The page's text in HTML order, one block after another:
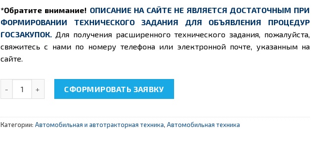
*Обратите внимание! ОПИСАНИЕ НА САЙТЕ НЕ ЯВЛЯЕТСЯ ДОСТАТОЧНЫМ ПРИ
ФОРМИРОВАНИИ ТЕХНИЧЕСКОГО ЗАДАНИЯ ДЛЯ ОБЪЯВЛЕНИЯ ПРОЦЕДУР
ГОСЗАКУПОК. Для получения расширенного технического задания, пожалуйста,
свяжитесь с нами по номеру телефона или электронной почте, указанным на
сайте.
СФОРМИРОВАТЬ ЗАЯВКУ
Категории: Автомобильная и автотракторная техника, Автомобильная техника